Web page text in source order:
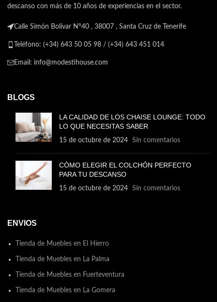
dise o n rdico por su patas de
madera y est tapizada en tela
como el respaldo est n
acolchados con espuma y
para dar un est tica de capiton
un unos tacos para proteger el
suelo.Una butaca que te
atrapar , una vez que te sientes
en ella no querr s
grisCaracter sticas butaca n
rdicaSe sirve desmontada, es
necesario colocar las
patasDecorada con botones en
Transforma tu hogar en un
con los exquisitos muebles de
ModestiHouse
oasis de comodidad y estilo
ModestiHouse
descanso con más de 10 años de experiencias en el sector.
Calle Simón Bolívar Nº40 , 38007 , Santa Cruz de Tenerife
Teléfono: (+34) 643 50 05 98 / (+34) 643 451 014
Email: info@modestihouse.com
BLOGS
LA CALIDAD DE LOS CHAISE LOUNGE: TODO
LO QUE NECESITAS SABER
15 de octubre de 2024 Sin comentarios
CÓMO ELEGIR EL COLCHÓN PERFECTO
PARA TU DESCANSO
15 de octubre de 2024 Sin comentarios
ENVIOS
Tienda de Muebles en El Hierro
Tienda de Muebles en La Palma
Tienda de Muebles en Fuerteventura
Tienda de Muebles en La Gomera